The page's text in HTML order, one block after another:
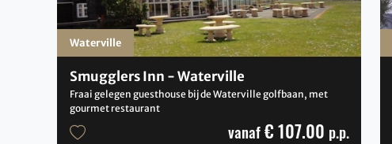
Smugglers Inn - Waterville
Fraai gelegen guesthouse bij de Waterville golfbaan, met
gourmet restaurant
vanaf€ 107.00 p.p.
Waterville